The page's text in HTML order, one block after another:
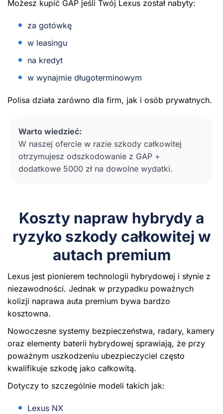
Możesz kupić GAP jeśli Twój Lexus został nabyty:
za gotówkę
w leasingu
na kredyt
w wynajmie długoterminowym
Polisa działa zarówno dla firm, jak i osób prywatnych.
Warto wiedzieć:
W naszej ofercie w razie szkody całkowitej
otrzymujesz odszkodowanie z GAP +
dodatkowe 5000 zł na dowolne wydatki.
Koszty napraw hybrydy a
ryzyko szkody całkowitej w
autach premium
Lexus jest pionierem technologii hybrydowej i słynie z
niezawodności. Jednak w przypadku poważnych
kolizji naprawa auta premium bywa bardzo
kosztowna.
Nowoczesne systemy bezpieczeństwa, radary, kamery
oraz elementy baterii hybrydowej sprawiają, że przy
poważnym uszkodzeniu ubezpieczyciel często
kwalifikuje szkodę jako całkowitą.
Dotyczy to szczególnie modeli takich jak:
Lexus NX